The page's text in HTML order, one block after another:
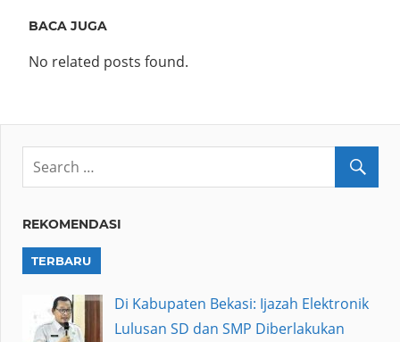
BACA JUGA
No related posts found.
REKOMENDASI
TERBARU
Di Kabupaten Bekasi: Ijazah Elektronik
Lulusan SD dan SMP Diberlakukan